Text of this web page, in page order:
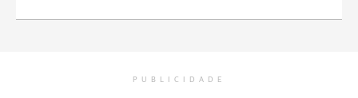
PUBLICIDADE